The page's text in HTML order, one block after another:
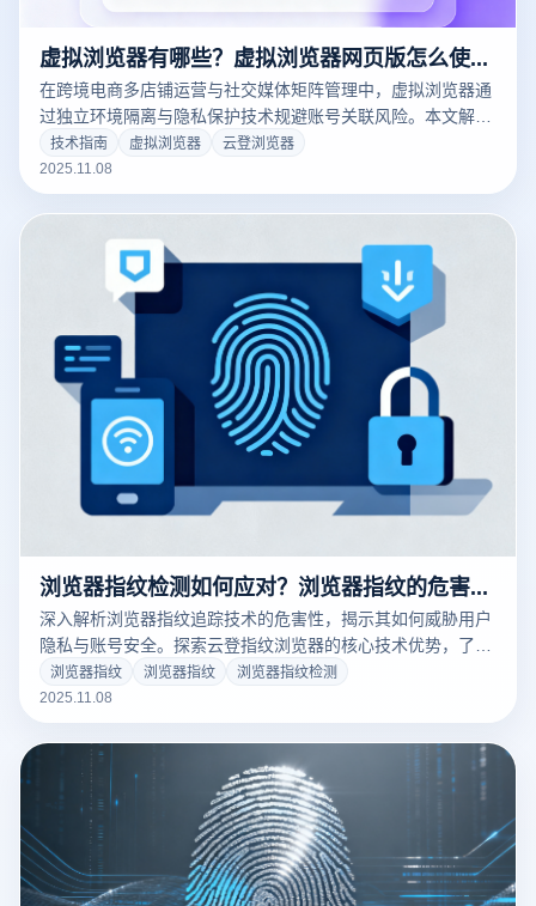
虚拟浏览器有哪些？虚拟浏览器网页版怎么使用？
在跨境电商多店铺运营与社交媒体矩阵管理中，虚拟浏览器通
过独立环境隔离与隐私保护技术规避账号关联风险。本文解析
虚拟浏览器核心类型（指纹浏览器/隔离浏览器等），提供网页
版快速上手指南，并深度测评云登虚拟浏览器在多账号并行、
功能适配及便捷性上的领先表现，助力高效安全运营。
技术指南 虚拟浏览器
云登浏览器
2025.11.08
浏览器指纹检测如何应对？浏览器指纹的危害有哪些？
深入解析浏览器指纹追踪技术的危害性，揭示其如何威胁用户
隐私与账号安全。探索云登指纹浏览器的核心技术优势，了解
其如何通过环境隔离、指纹伪装与IP管理实现高效反检测，保
护您的数字身份安全。立即掌握专业级防追踪解决方案！
浏览器指纹 浏览器指纹
浏览器指纹检测
2025.11.08